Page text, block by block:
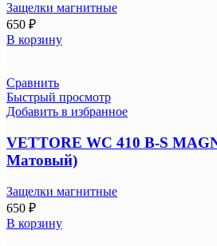
Защелки магнитные
650 ₽
В корзину
Сравнить
Быстрый просмотр
Добавить в избранное
VETTORE WC 410 B-S
Матовый)
Защелки магнитные
650 ₽
В корзину